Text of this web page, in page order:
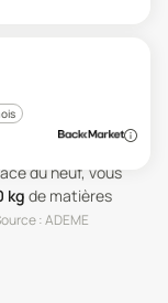
du neuf, vous
kg de matières
: ADEME